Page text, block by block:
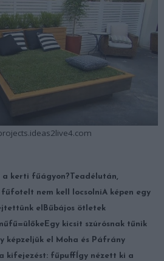
a kerti fűágyon? Teadélután,
fűfotelt nem kell locsolniA képen egy
el
Bűbájos ötletek
Egy kicsit szúrósnak tűnik
képzeljük el Moha és Páfrány
kifejezést: fűpuff Így nézett ki a